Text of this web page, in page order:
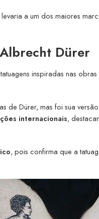
a um dos maiores
Dürer
inspiradas nas
de Dürer, mas foi sua
internacionais,
, pois confirma que a